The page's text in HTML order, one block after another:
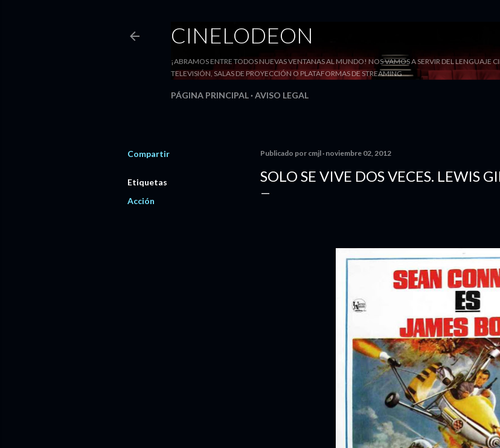
CINELODEON
¡ABRAMOS ENTRE TODOS NUEVAS VENTANAS AL MUNDO! NOS VAMOS A SERVIR DEL LENGUAJE
TELEVISIÓN, SALAS DE PROYECCIÓN O PLATAFORMAS DE STREAMING
PÁGINA PRINCIPAL AVISO LEGAL
Compartir
Etiquetas
Acción
Publicado por cmjl noviembre 02, 2012
SOLO SE VIVE DOS VECES. LEWIS